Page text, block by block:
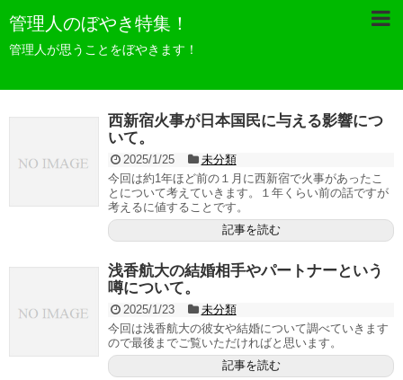
管理人のぼやき特集！
管理人が思うことをぼやきます！
西新宿火事が日本国民に与える影響につ
いて。
2025/1/25
未分類
今回は約1年ほど前の１月に西新宿で火事があったこ
とについて考えていきます。１年くらい前の話ですが
考えるに値することです。
記事を読む
浅香航大の結婚相手やパートナーという
噂について。
2025/1/23
未分類
今回は浅香航大の彼女や結婚について調べていきます
ので最後までご覧いただければと思います。
記事を読む